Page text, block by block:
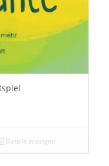
Details anzeigen